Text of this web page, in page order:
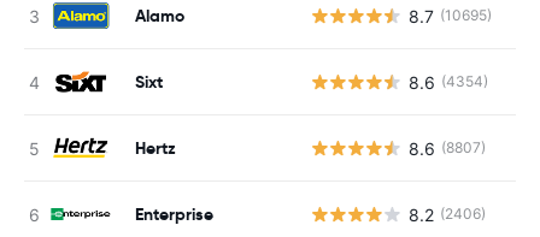
Alamo 8.7 (10695)
Sixt 8.6 (4354)
Hertz 8.6 (8807)
Enterprise 8.2 (2406)